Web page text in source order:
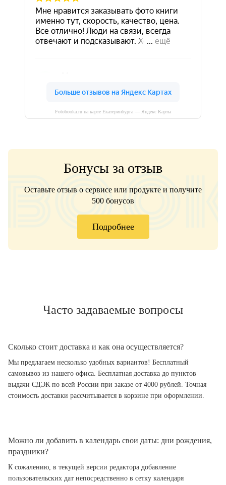
Fotobooka.ru на карте Екатеринбурга — Яндекс Карты
Бонусы за отзыв
Оставьте отзыв о сервисе или продукте и получите
500 бонусов
Подробнее
Часто задаваемые вопросы
Сколько стоит доставка и как она осуществляется?
Мы предлагаем несколько удобных вариантов! Бесплатный
самовывоз из нашего офиса. Бесплатная доставка до пунктов
выдачи СДЭК по всей России при заказе от 4000 рублей. Точная
стоимость доставки рассчитывается в корзине при оформлении.
Можно ли добавить в календарь свои даты: дни рождения,
праздники?
К сожалению, в текущей версии редактора добавление
пользовательских дат непосредственно в сетку календаря